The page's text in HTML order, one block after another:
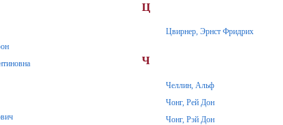
Ц
Цвирнер, Эрнст Фридрих
Ч
Челлин, Альф
Чонг, Рей Дон
Чонг, Рэй Дон